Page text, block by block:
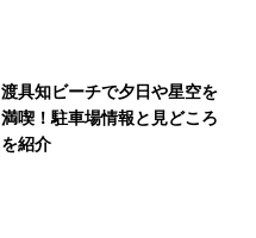
渡具知ビーチで夕日や星空を
満喫！駐車場情報と見どころ
を紹介